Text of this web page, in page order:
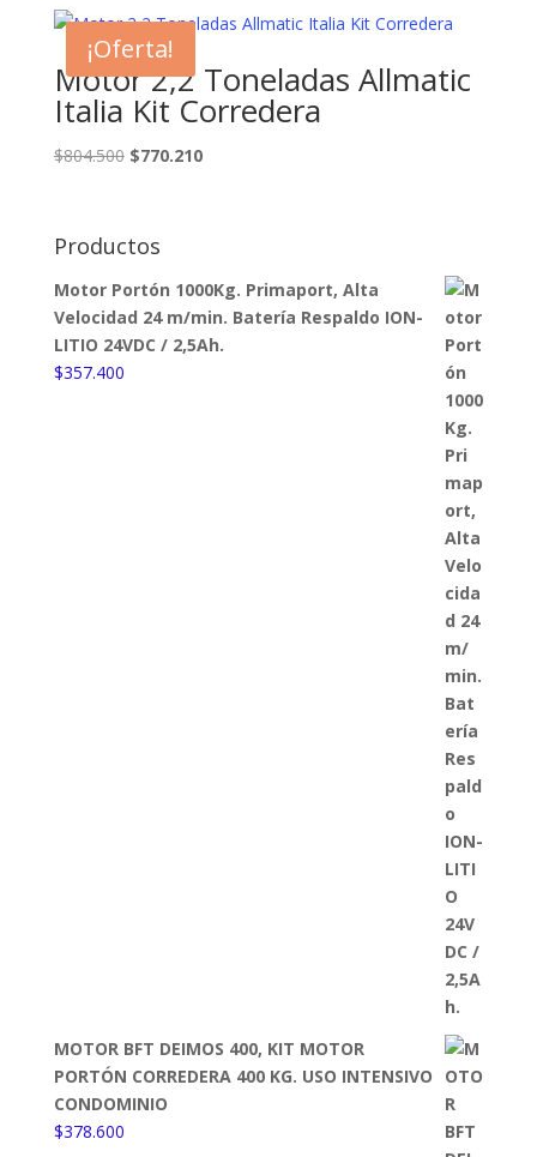
¡Oferta!
Motor 2,2 Toneladas Allmatic
Italia Kit Corredera
$804.500 El
era:
$770.210El
Productos
Motor Portón 1000Kg. Primaport, Alta
Velocidad 24 m/min. Batería Respaldo ION-
LITIO 24VDC / 2,5Ah.
$357.400
MOTOR BFT DEIMOS 400, KIT MOTOR
PORTÓN CORREDERA 400 KG. USO INTENSIVO
CONDOMINIO
$378.600